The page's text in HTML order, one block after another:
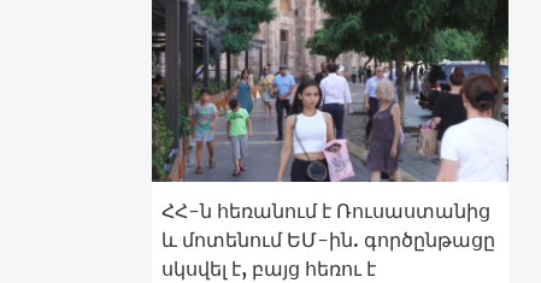
ՀՀ-ն հեռանում է Ռուսաստանից
և մոտենում ԵՄ-ին. գործընթացը
սկսվել է, բայց հեռու է